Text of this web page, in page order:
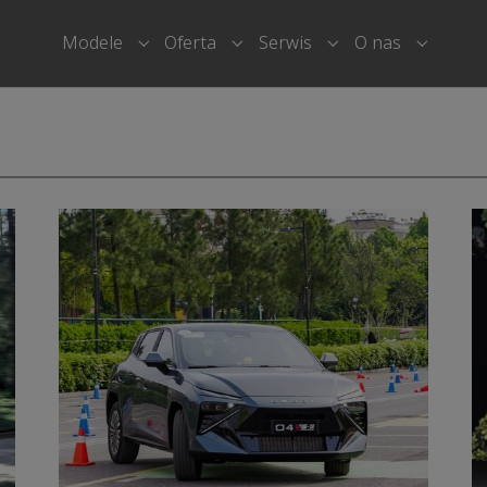
Modele Submenu for "Modele"
Oferta Submenu for "Oferta"
Serwis Submenu for
O nas